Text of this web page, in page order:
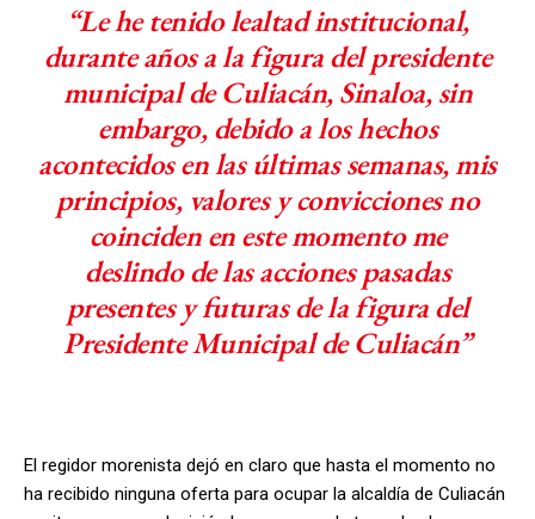
“Le he tenido lealtad institucional,
durante años a la figura del presidente
municipal de Culiacán, Sinaloa, sin
embargo, debido a los hechos
acontecidos en las últimas semanas, mis
principios, valores y convicciones no
coinciden en este momento me
deslindo de las acciones pasadas
presentes y futuras de la figura del
Presidente Municipal de Culiacán”
El regidor morenista dejó en claro que hasta el momento no
ha recibido ninguna oferta para ocupar la alcaldía de Culiacán